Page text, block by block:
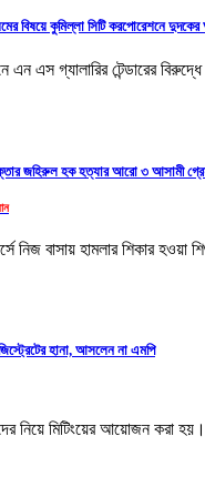
বিষয়ে কুমিল্লা সিটি করপোরেশনে
এন এস গ্যালারির টেন্ডারের
জহিরুল হক হত্যার আরো ৩ আসামী
নিজ বাসায় হামলার শিকার হওয়া
হানা, আসলেন না এমপি
নিয়ে মিটিংয়ের আয়োজন করা